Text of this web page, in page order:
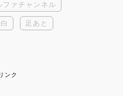
ファチャンネル
白 足あと